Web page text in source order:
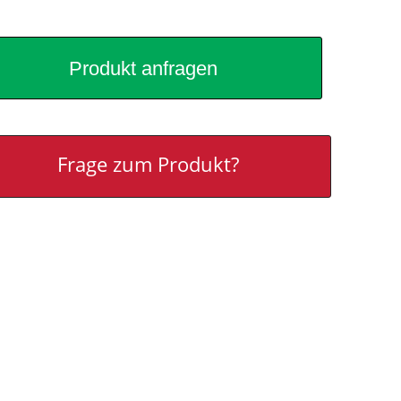
Produkt anfragen
Frage zum Produkt?